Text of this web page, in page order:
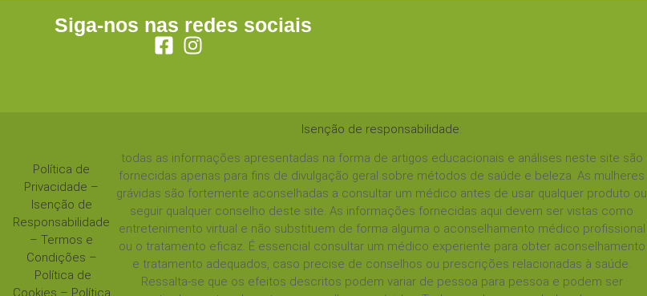
Siga-nos nas redes sociais
Política de
Privacidade –
Isenção de
Responsabilidade
–Termos e
Condições –
Política de
Cookies – Política
Isenção de responsabilidade:
todas as informações apresentadas na forma de artigos educacionais e análises neste site são
fornecidas apenas para fins de divulgação geral sobre métodos de saúde e beleza. As mulheres
grávidas são fortemente aconselhadas a consultar um médico antes de usar qualquer produto ou
seguir qualquer conselho deste site. As informações fornecidas aqui devem ser vistas como
entretenimento virtual e não substituem de forma alguma o aconselhamento médico profissional
ou o tratamento eficaz. É essencial consultar um médico experiente para obter aconselhamento
e tratamento adequados, caso precise de conselhos ou prescrições relacionadas à saúde.
Ressalta-se que os efeitos descritos podem variar de pessoa para pessoa e podem ser